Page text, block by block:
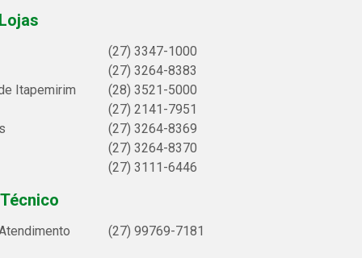
(27) 3347-1000
(27) 3264-8383
Itapemirim
(28) 3521-5000
(27) 2141-7951
(27) 3264-8369
(27) 3264-8370
(27) 3111-6446
(27) 99769-7181